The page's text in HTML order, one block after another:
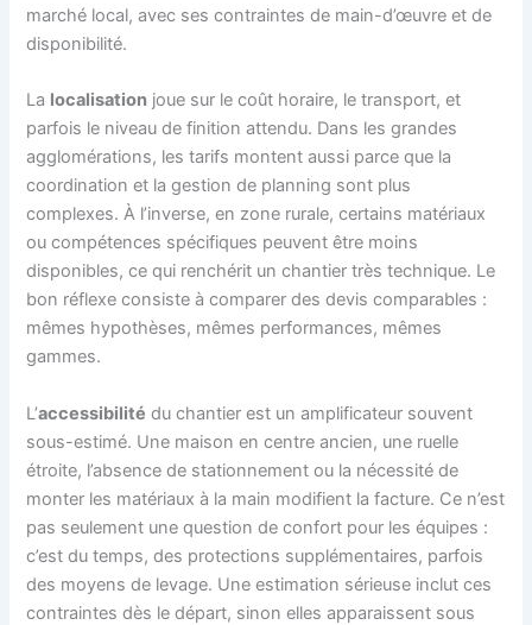
marché local, avec ses contraintes de main-d’œuvre et de
disponibilité.
La localisation joue sur le coût horaire, le transport, et
parfois le niveau de finition attendu. Dans les grandes
agglomérations, les tarifs montent aussi parce que la
coordination et la gestion de planning sont plus
complexes. À l’inverse, en zone rurale, certains matériaux
ou compétences spécifiques peuvent être moins
disponibles, ce qui renchérit un chantier très technique. Le
bon réflexe consiste à comparer des devis comparables :
mêmes hypothèses, mêmes performances, mêmes
gammes.
L’accessibilité du chantier est un amplificateur souvent
sous-estimé. Une maison en centre ancien, une ruelle
étroite, l’absence de stationnement ou la nécessité de
monter les matériaux à la main modifient la facture. Ce n’est
pas seulement une question de confort pour les équipes :
c’est du temps, des protections supplémentaires, parfois
des moyens de levage. Une estimation sérieuse inclut ces
contraintes dès le départ, sinon elles apparaissent sous